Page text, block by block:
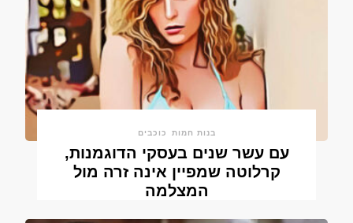
בנות חמות כוכבים
עם עשר שנים בעסקי הדוגמנות,
קרלוטה שמפיין אינה זרה מול
המצלמה